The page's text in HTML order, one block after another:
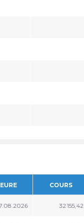
COURS
32 155,42